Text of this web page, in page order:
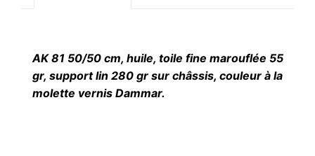
AK 81 50/50 cm, huile, toile fine marouflée 55
gr, support lin 280 gr sur châssis, couleur à la
molette vernis Dammar.